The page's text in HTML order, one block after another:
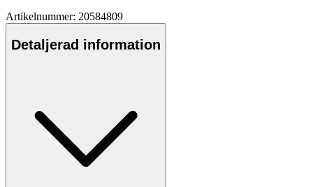
Artikelnummer: 20584809
Detaljerad information